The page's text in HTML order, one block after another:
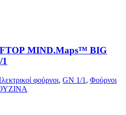
MIND.Maps™ BIG
φούρνοι, GN 1/1 , Φούρνοι